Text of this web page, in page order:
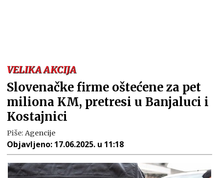
VELIKA AKCIJA
Slovenačke firme oštećene za pet
miliona KM, pretresi u Banjaluci i
Kostajnici
Piše: Agencije
Objavljeno: 17.06.2025. u 11:18